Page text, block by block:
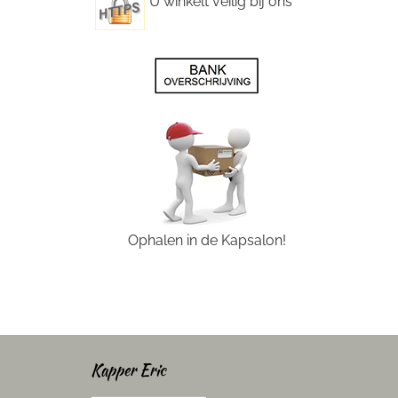
Ophalen in de Kapsalon!
Kapper Eric